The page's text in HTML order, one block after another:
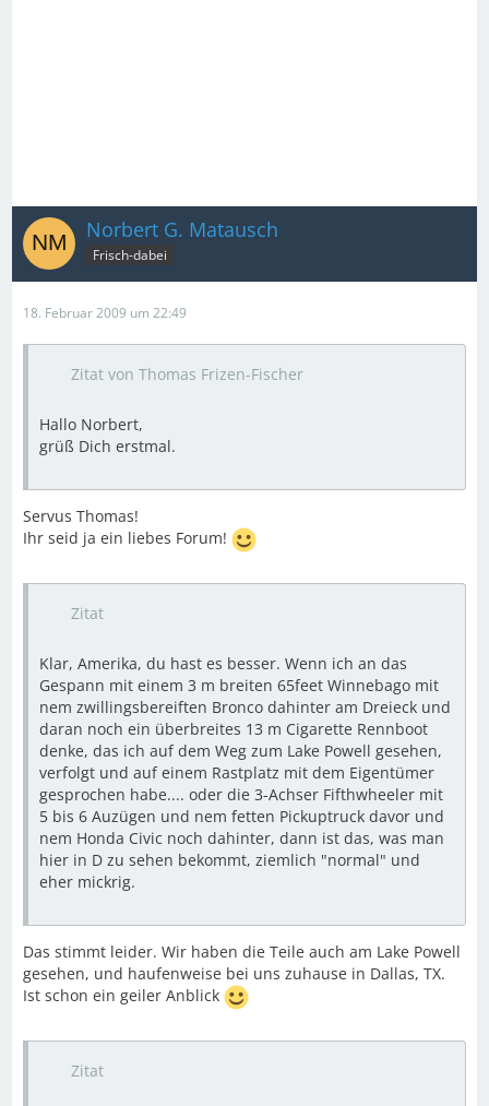
Norbert G. Matausch
Frisch-dabei
18. Februar 2009 um 22:49
Zitat von Thomas Frizen-Fischer
Hallo Norbert,
grüß Dich erstmal.
Servus Thomas!
Ihr seid ja ein liebes Forum!
Zitat
Klar, Amerika, du hast es besser. Wenn ich an das
Gespann mit einem 3 m breiten 65feet Winnebago mit
nem zwillingsbereiften Bronco dahinter am Dreieck und
daran noch ein überbreites 13 m Cigarette Rennboot
denke, das ich auf dem Weg zum Lake Powell gesehen,
verfolgt und auf einem Rastplatz mit dem Eigentümer
gesprochen habe.... oder die 3-Achser Fifthwheeler mit
5 bis 6 Auzügen und nem fetten Pickuptruck davor und
nem Honda Civic noch dahinter, dann ist das, was man
hier in D zu sehen bekommt, ziemlich "normal" und
eher mickrig.
Das stimmt leider. Wir haben die Teile auch am Lake Powell
gesehen, und haufenweise bei uns zuhause in Dallas, TX.
Ist schon ein geiler Anblick
Zitat